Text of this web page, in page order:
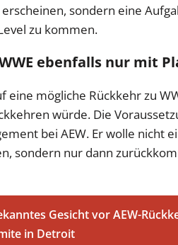
sondern eine
zu kommen.
ebenfalls nur mit
eine mögliche Rückkehr zu
würde. Die
bei AEW. Er wolle nicht
sondern nur dann
Gesicht vor AEW-
in Detroit